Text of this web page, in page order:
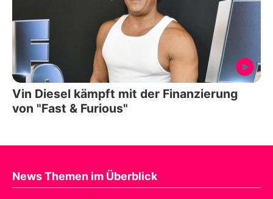
Vin Diesel kämpft mit der Finanzierung
von "Fast & Furious"
News Themen im Überblick